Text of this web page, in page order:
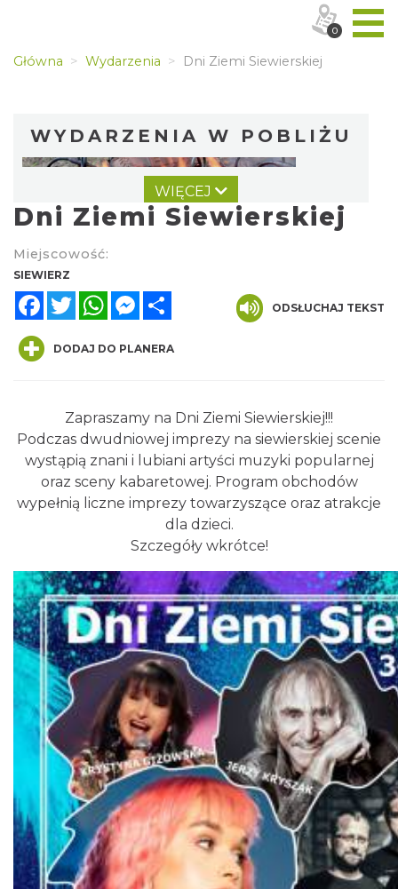
Główna Wydarzenia Dni Ziemi Siewierskiej
WYDARZENIA W POBLIŻU
Światowy Festiwal Prażonek w Porębie
Poręba
6.92 km
Metal vs Core Zawiercie 2026
XIII Myszkowska Ósemka 2026 – bieg
uliczny w Myszkowie na dystansie 8 km
Myszków
2026-09-06
13.26 km
WIĘCEJ
Dni Ziemi Siewierskiej
Miejscowość:
SIEWIERZ
FacebookTwitterWhatsAppMessenger
ODSŁUCHAJ TEKST
DODAJ DO PLANERA
Zapraszamy na Dni Ziemi Siewierskiej!!!
Podczas dwudniowej imprezy na siewierskiej scenie
wystąpią znani i lubiani artyści muzyki popularnej
oraz sceny kabaretowej. Program obchodów
wypełnią liczne imprezy towarzyszące oraz atrakcje
dla dzieci.
Szczegóły wkrótce!
0